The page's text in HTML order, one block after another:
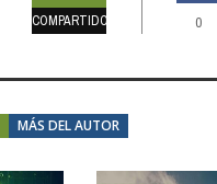
COMPARTIDOS 0
MÁS DEL AUTOR